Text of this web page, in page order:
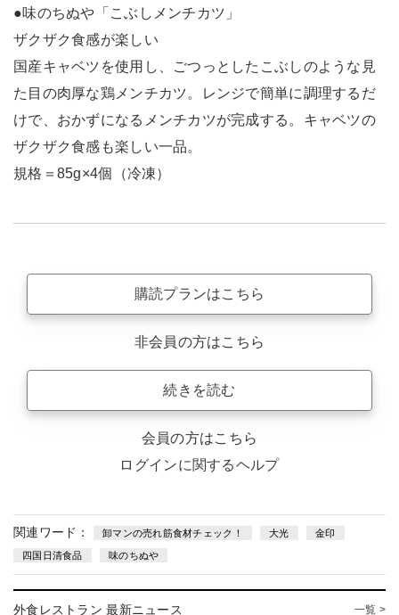
●味のちぬや「こぶしメンチカツ」
ザクザク食感が楽しい
国産キャベツを使用し、ごつっとしたこぶしのような見
た目の肉厚な鶏メンチカツ。レンジで簡単に調理するだ
けで、おかずになるメンチカツが完成する。キャベツの
ザクザク食感も楽しい一品。
規格＝85g×4個（冷凍）
購読プランはこちら
非会員の方はこちら
続きを読む
会員の方はこちら
ログインに関するヘルプ
関連ワード： 卸マンの売れ筋食材チェック！ 大光 金印
四国日清食品 味のちぬや
外食レストラン 最新ニュース 一覧 >